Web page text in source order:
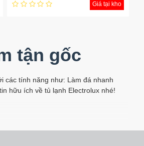
Giá tại kho